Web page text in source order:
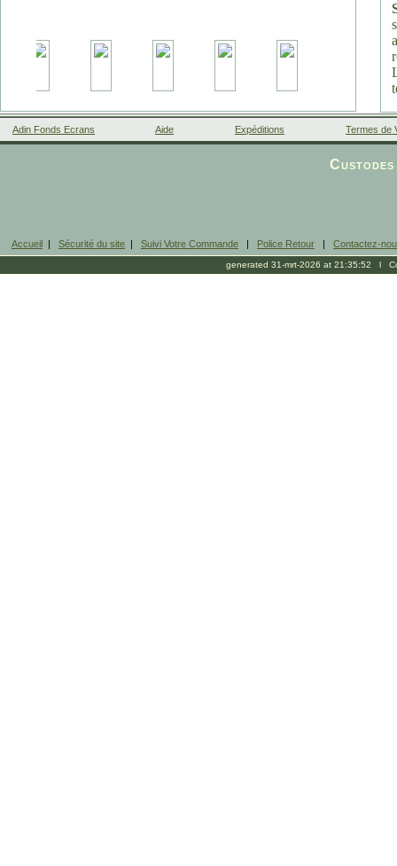
Adin Fonds Ecrans Aide Expéditions Termes de
Accueil | Sécurité du site | Suivi Votre Commande | Police Retour | Contactez-
generated 31-mrt-2026 at 21:35:52 l